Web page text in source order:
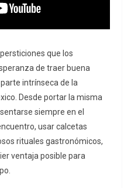
que los
de traer buena
intrínseca de la
Desde portar la misma
siempre en el
usar calcetas
rituales gastronómicos,
ventaja posible para